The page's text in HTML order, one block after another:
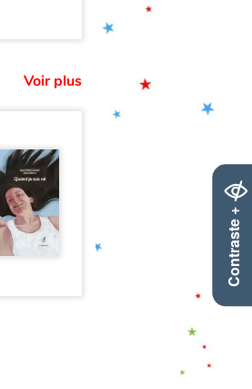
Contraste +
Voir plus